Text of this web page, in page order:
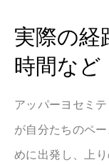
実際の経
時間など
アッパーヨセミ
が自分たちのペ
めに出発し、上